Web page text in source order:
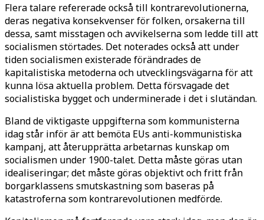
Flera talare refererade också till kontrarevolutionerna,
deras negativa konsekvenser för folken, orsakerna till
dessa, samt misstagen och avvikelserna som ledde till att
socialismen störtades. Det noterades också att under
tiden socialismen existerade förändrades de
kapitalistiska metoderna och utvecklingsvägarna för att
kunna lösa aktuella problem. Detta försvagade det
socialistiska bygget och underminerade i det i slutändan.
Bland de viktigaste uppgifterna som kommunisterna
idag står inför är att bemöta EUs anti-kommunistiska
kampanj, att återupprätta arbetarnas kunskap om
socialismen under 1900-talet. Detta måste göras utan
idealiseringar; det måste göras objektivt och fritt från
borgarklassens smutskastning som baseras på
katastroferna som kontrarevolutionen medförde.